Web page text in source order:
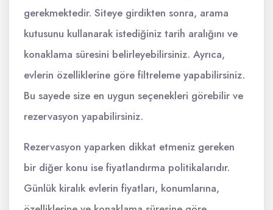
gerekmektedir. Siteye girdikten sonra, arama
kutusunu kullanarak istediğiniz tarih aralığını ve
konaklama süresini belirleyebilirsiniz. Ayrıca,
evlerin özelliklerine göre filtreleme yapabilirsiniz.
Bu sayede size en uygun seçenekleri görebilir ve
rezervasyon yapabilirsiniz.
Rezervasyon yaparken dikkat etmeniz gereken
bir diğer konu ise fiyatlandırma politikalarıdır.
Günlük kiralık evlerin fiyatları, konumlarına,